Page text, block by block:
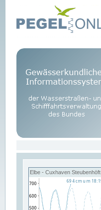
Elbe - Cuxhaven Steubenhöft